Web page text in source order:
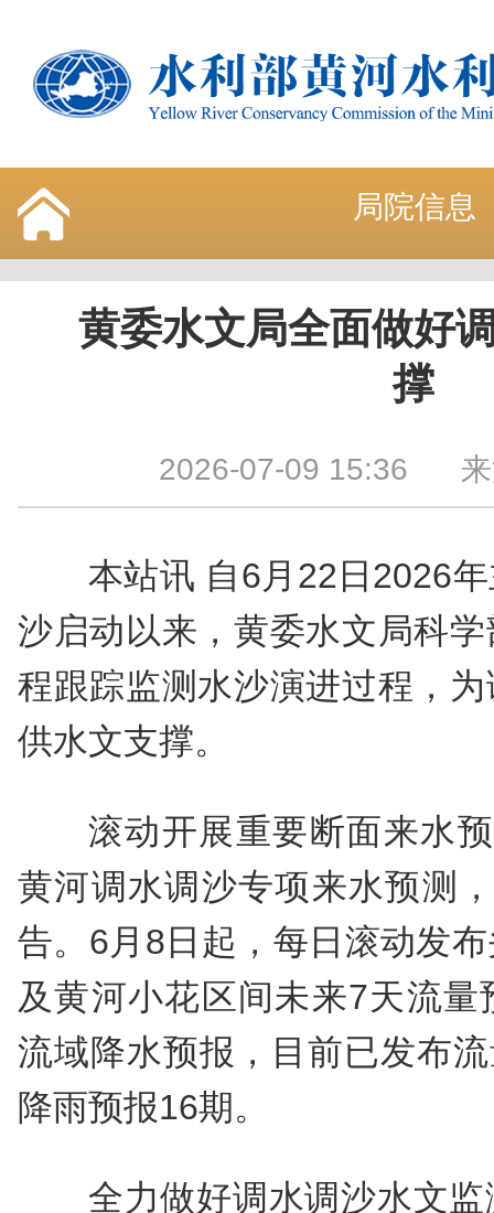
局院信息
黄委水文局全面做好
撑
2026-07-09 15:36 来
本站讯 自6月22日2026
沙启动以来，黄委水文局科
程跟踪监测水沙演进过程，
供水文支撑。
滚动开展重要断面来水
黄河调水调沙专项来水预测
告。6月8日起，每日滚动发
及黄河小花区间未来7天流
流域降水预报，目前已发布
降雨预报16期。
全力做好调水调沙水文